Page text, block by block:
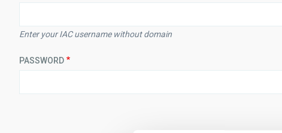
Enter your IAC username without domain
PASSWORD